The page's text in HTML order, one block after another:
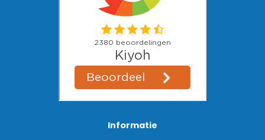
Informatie